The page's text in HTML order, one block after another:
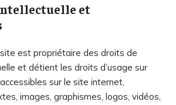
et
est propriétaire des droits de
et détient les droits d’usage sur
sur le site internet,
images, graphismes, logos, vidéos,